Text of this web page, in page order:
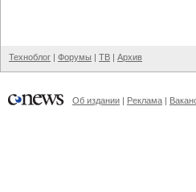
Техноблог | Форумы | ТВ | Архив
Об издании | Реклама |